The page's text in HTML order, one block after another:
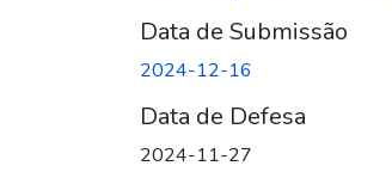
Data de Submissão
2024-12-16
Data de Defesa
2024-11-27